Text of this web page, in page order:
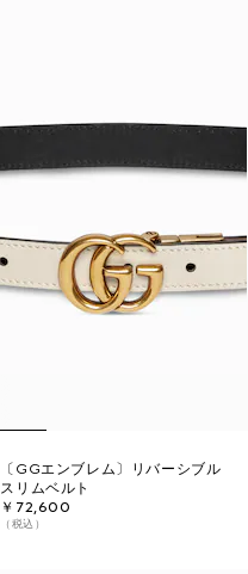
〔GGエンブレム〕リバーシブル
スリムベルト
￥72,600
（税込）